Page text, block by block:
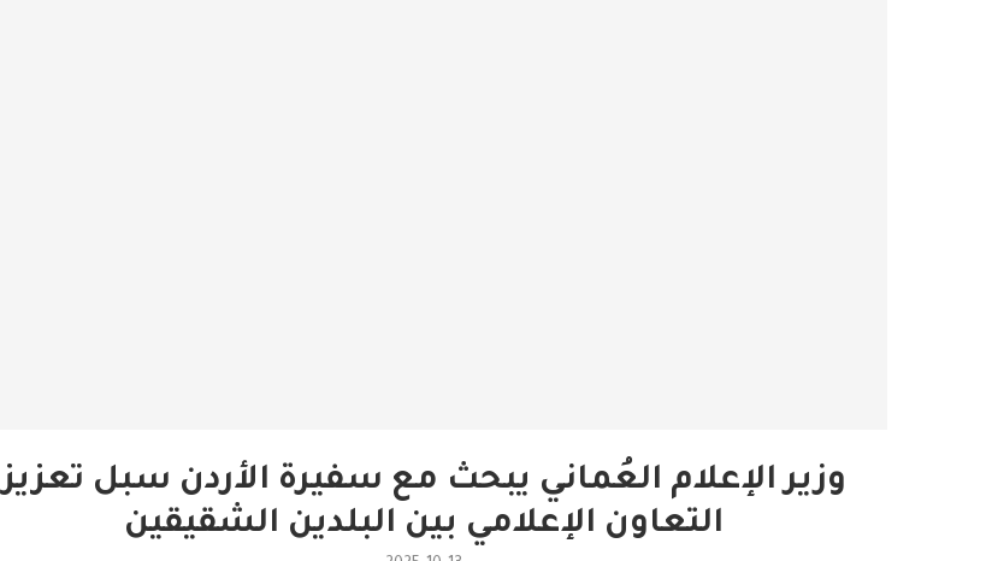
وزير الإعلام العُماني يبحث مع سفيرة الأردن سبل تعزيز
التعاون الإعلامي بين البلدين الشقيقين